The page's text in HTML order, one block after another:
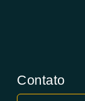
Contato